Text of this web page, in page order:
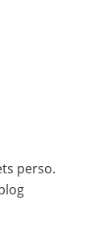
perso.